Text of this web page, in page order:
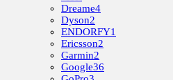
Dreame4
Dyson2
ENDORFY1
Ericsson2
Garmin2
Google36